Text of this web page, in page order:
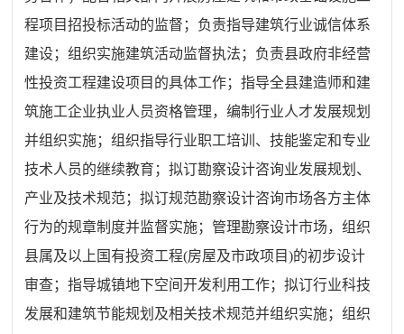
程项目招投标活动的监督；负责指导建筑行业诚信体系
建设；组织实施建筑活动监督执法；负责县政府非经营
性投资工程建设项目的具体工作；指导全县建造师和建
筑施工企业执业人员资格管理，编制行业人才发展规划
并组织实施；组织指导行业职工培训、技能鉴定和专业
技术人员的继续教育；拟订勘察设计咨询业发展规划、
产业及技术规范；拟订规范勘察设计咨询市场各方主体
行为的规章制度并监督实施；管理勘察设计市场，组织
县属及以上国有投资工程(房屋及市政项目)的初步设计
审查；指导城镇地下空间开发利用工作；拟订行业科技
发展和建筑节能规划及相关技术规范并组织实施；组织